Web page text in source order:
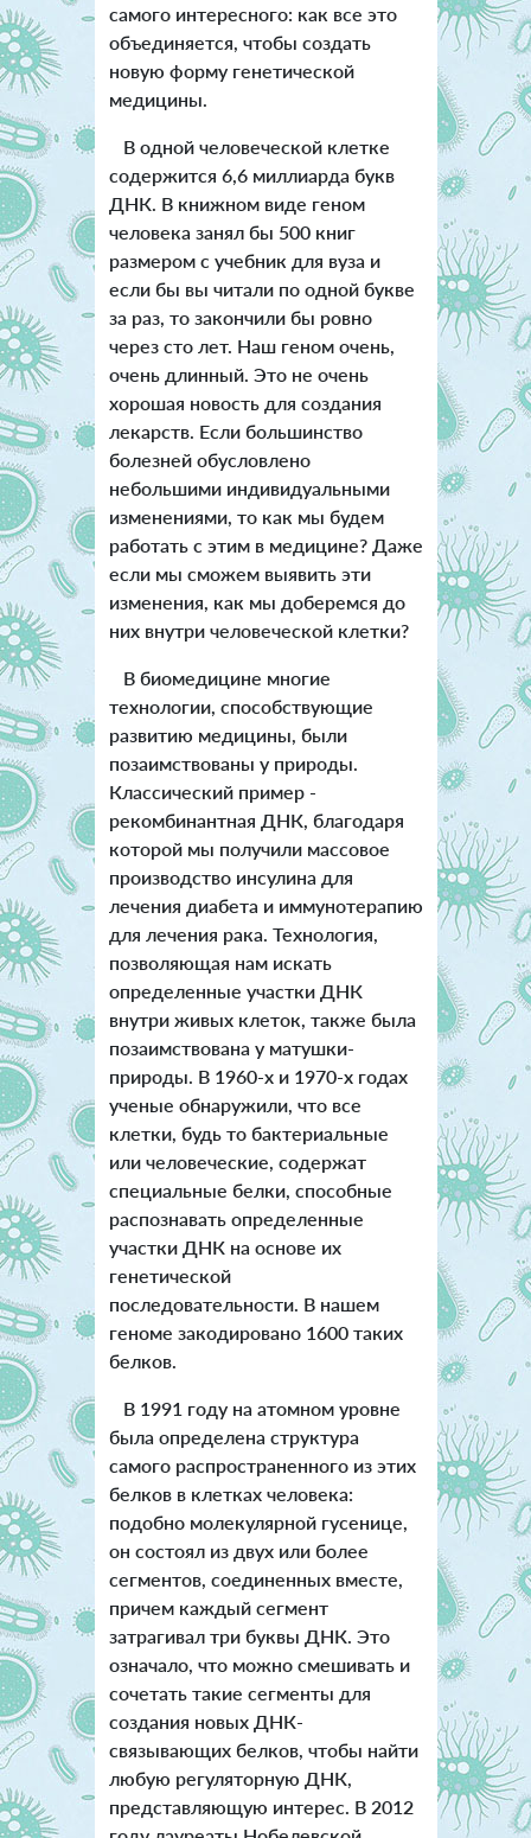
самого интересного: как все это
объединяется, чтобы создать
новую форму генетической
медицины.
В одной человеческой клетке
содержится 6,6 миллиарда букв
ДНК. В книжном виде геном
человека занял бы 500 книг
размером с учебник для вуза и
если бы вы читали по одной букве
за раз, то закончили бы ровно
через сто лет. Наш геном очень,
очень длинный. Это не очень
хорошая новость для создания
лекарств. Если большинство
болезней обусловлено
небольшими индивидуальными
изменениями, то как мы будем
работать с этим в медицине? Даже
если мы сможем выявить эти
изменения, как мы доберемся до
них внутри человеческой клетки?
В биомедицине многие
технологии, способствующие
развитию медицины, были
позаимствованы у природы.
Классический пример -
рекомбинантная ДНК, благодаря
которой мы получили массовое
производство инсулина для
лечения диабета и иммунотерапию
для лечения рака. Технология,
позволяющая нам искать
определенные участки ДНК
внутри живых клеток, также была
позаимствована у матушки-
природы. В 1960-х и 1970-х годах
ученые обнаружили, что все
клетки, будь то бактериальные
или человеческие, содержат
специальные белки, способные
распознавать определенные
участки ДНК на основе их
генетической
последовательности. В нашем
геноме закодировано 1600 таких
белков.
В 1991 году на атомном уровне
была определена структура
самого распространенного из этих
белков в клетках человека:
подобно молекулярной гусенице,
он состоял из двух или более
сегментов, соединенных вместе,
причем каждый сегмент
затрагивал три буквы ДНК. Это
означало, что можно смешивать и
сочетать такие сегменты для
создания новых ДНК-
связывающих белков, чтобы найти
любую регуляторную ДНК,
представляющую интерес. В 2012